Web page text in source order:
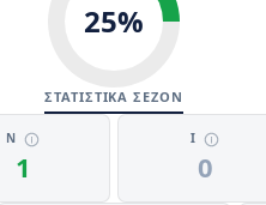
25%
ΣΤΑΤΙΣΤΙΚΑ ΣΕΖΟΝ
Ν
1
Ι
0